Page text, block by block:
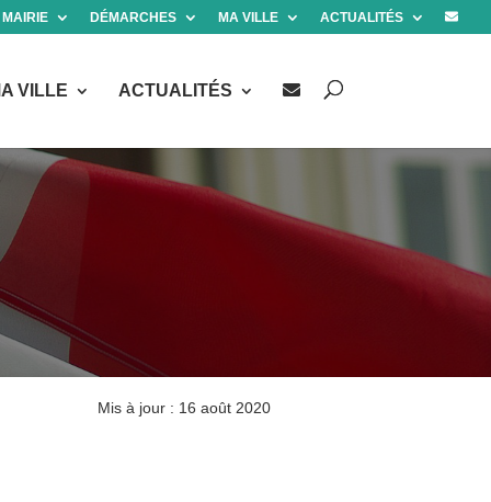
DÉMARCHES MA VILLE ACTUALITÉS
VILLE ACTUALITÉS
Mis à jour : 16 août 2020